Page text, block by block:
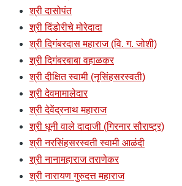
श्री दासोपंत
श्री दिंडोरीचे मोरेदादा
श्री दिगंबरदास महाराज (वि. ग. जोशी)
श्री दिगंबरबाबा वहाळकर
श्री दीक्षित स्वामी (नृसिंहसरस्वती)
श्री देवमामालेदार
श्री देवेंद्रनाथ महाराज
श्री धूनी वाले दादाजी (गिरनार सौराष्ट्र)
श्री नरसिंहसरस्वती स्वामी आळंदी
श्री नानामहाराज तराणेकर
श्री नारायण गुरुदत्त महाराज